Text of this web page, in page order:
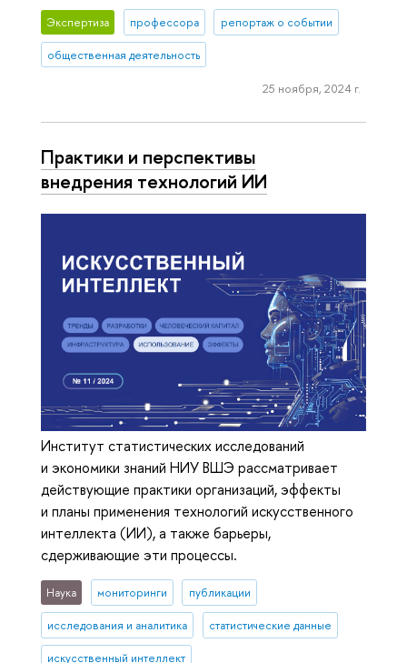
Экспертиза профессора репортаж о событии
общественная деятельность
25 ноября, 2024 г.
Практики и перспективы
внедрения технологий ИИ
Институт статистических исследований
и экономики знаний НИУ ВШЭ рассматривает
действующие практики организаций, эффекты
и планы применения технологий искусственного
интеллекта (ИИ), а также барьеры,
сдерживающие эти процессы.
Наука мониторинги публикации
исследования и аналитика статистические данные
искусственный интеллект